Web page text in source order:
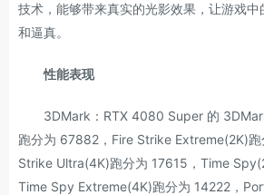
技术，能够带来真实的光影效果，让游戏
和逼真。
性能表现
3DMark：RTX 4080 Super 的
跑分为 67882，Fire Strike Extreme(2K)
Strike Ultra(4K)跑分为 17615，Time
Time Spy Extreme(4K)跑分为 14222，